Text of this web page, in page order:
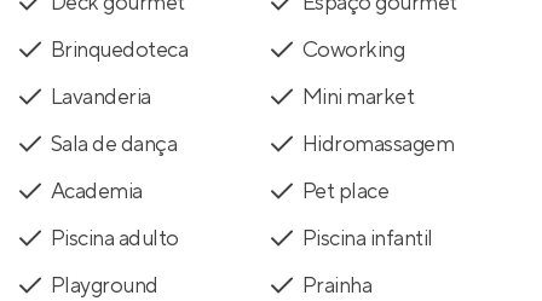
Brinquedoteca
Coworking
Lavanderia
Mini market
Sala de dança
Hidromassagem
Academia
Pet place
Piscina adulto
Piscina infantil
Playground
Prainha